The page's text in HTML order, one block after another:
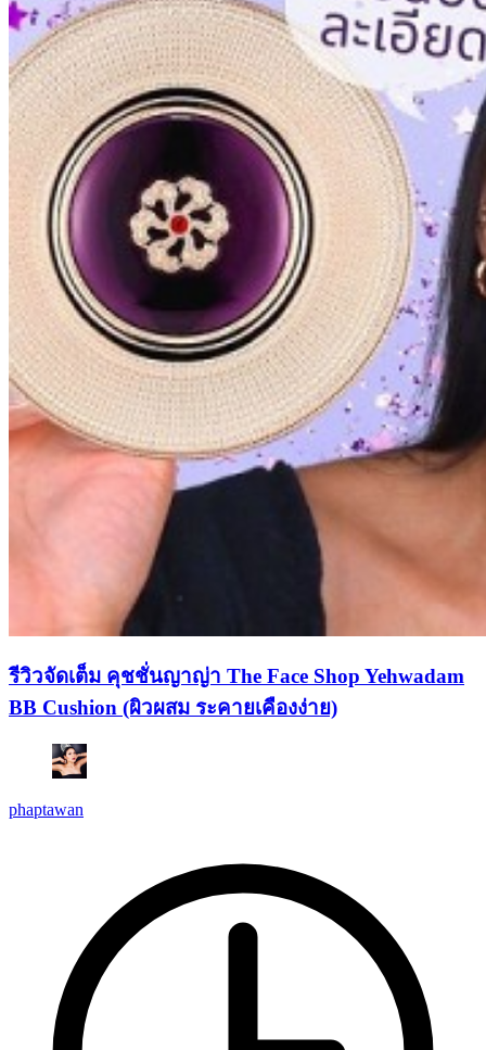
รีวิวจัดเต็ม คุชชั่นญาญ่า The Face Shop Yehwadam
BB Cushion (ผิวผสม ระคายเคืองง่าย)
phaptawan